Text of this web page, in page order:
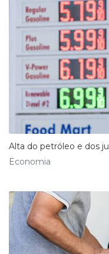
Alta do petróleo e dos
Economia